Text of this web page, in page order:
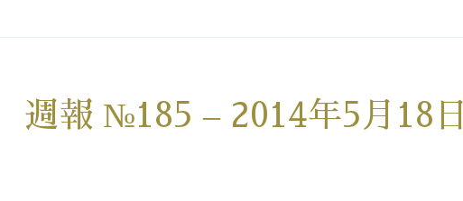
週報 №185 – 2014年5月18日